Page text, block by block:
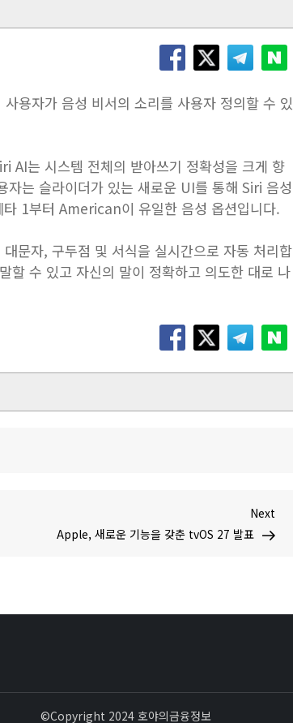
용자가 음성 비서의 소리를 사용자 정의할 수 있
AI는 시스템 전체의 받아쓰기 정확성을 크게 향
자는 슬라이더가 있는 새로운 UI를 통해 Siri 음성
1부터 American이 유일한 음성 옵션입니다.
문자, 구두점 및 서식을 실시간으로 자동 처리합
할 수 있고 자신의 말이 정확하고 의도한 대로 나
Post
Next
Apple, 새로운 기능을 갖춘 tvOS 27 발표
©Copyright 2024 호야의금융정보